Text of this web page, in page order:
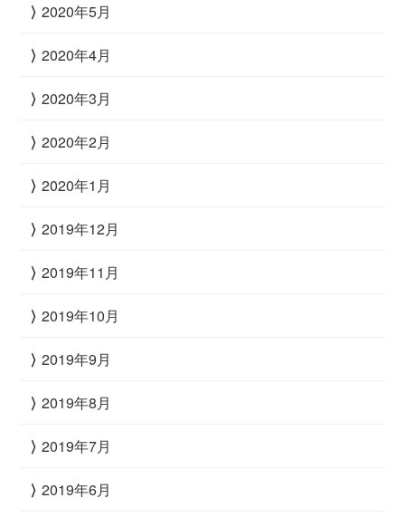
2020年5月
2020年4月
2020年3月
2020年2月
2020年1月
2019年12月
2019年11月
2019年10月
2019年9月
2019年8月
2019年7月
2019年6月